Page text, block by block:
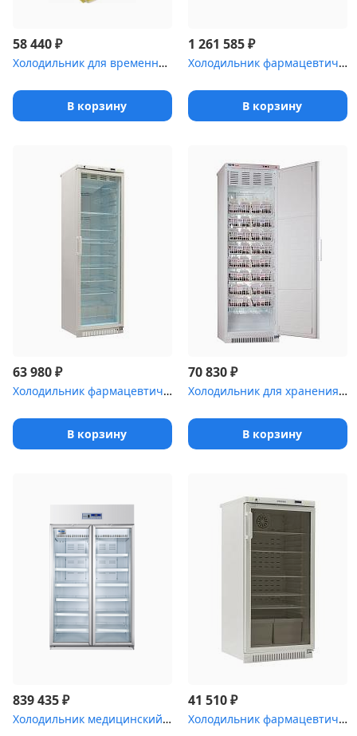
58 440₽
Холодильник для временного хранения медицинских отходов Саратов-5...
В корзину
1 261 585₽
Холодильник фармацевтический Haier HYC-1378 с металлическими двер...
В корзину
63 980₽
Холодильник фармацевтический Pozis ХФ-400-5
В корзину
70 830₽
Холодильник для хранения крови Pozis ХК-400-1
В корзину
839 435₽
Холодильник медицинский Haier HYC-940 со стеклянными дверями (890...
41 510₽
Холодильник фармацевтический Pozis ХФ-250-5(ТС) с тонированной ст...